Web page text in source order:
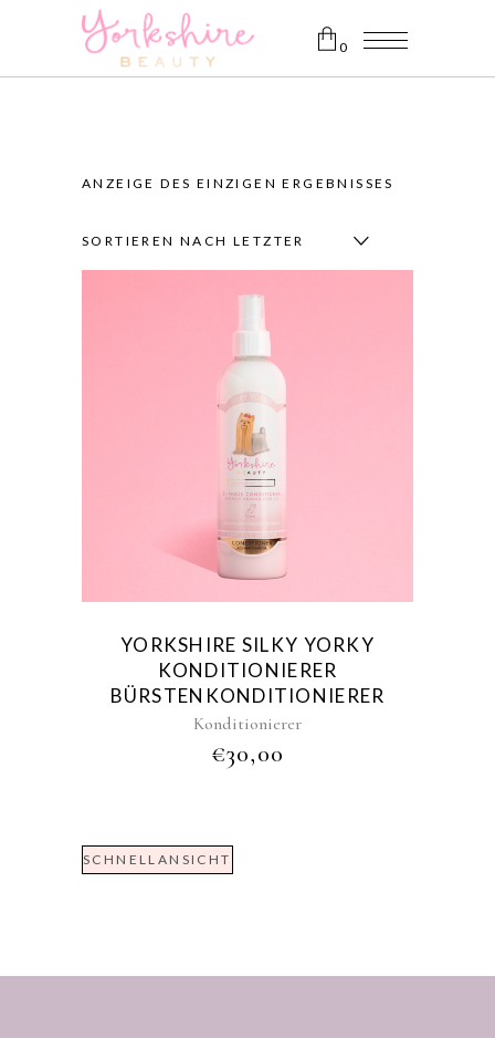
0
ANZEIGE DES EINZIGEN ERGEBNISSES
SORTIEREN NACH LETZTER
YORKSHIRE SILKY YORKY
KONDITIONIERER
BÜRSTENKONDITIONIERER
Konditionierer
€30,00
SCHNELLANSICHT